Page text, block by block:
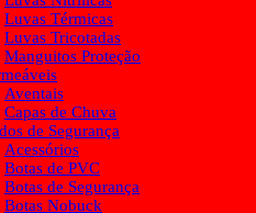
Luvas Térmicas
Luvas Tricotadas
Manguitos Proteção
Aventais
Capas de Chuva
de Segurança
Acessórios
Botas de PVC
Botas de Segurança
Botas Nobuck